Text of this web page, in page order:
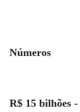
Números
R$ 15 bilhões -